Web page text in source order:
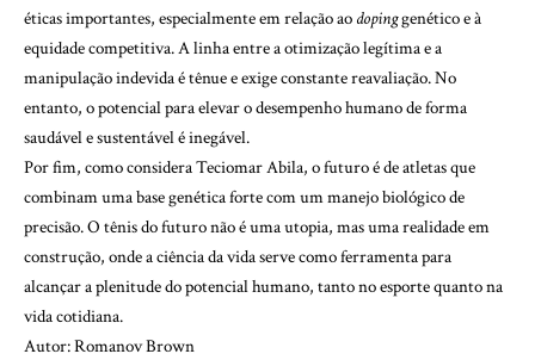
éticas importantes, especialmente em relação ao dopinggenético e à
equidade competitiva. A linha entre a otimização legítima e a
manipulação indevida é tênue e exige constante reavaliação. No
entanto, o potencial para elevar o desempenho humano de forma
saudável e sustentável é inegável.
Por fim, como considera Teciomar Abila, o futuro é de atletas que
combinam uma base genética forte com um manejo biológico de
precisão. O tênis do futuro não é uma utopia, mas uma realidade em
construção, onde a ciência da vida serve como ferramenta para
alcançar a plenitude do potencial humano, tanto no esporte quanto na
vida cotidiana.
Autor: Romanov Brown